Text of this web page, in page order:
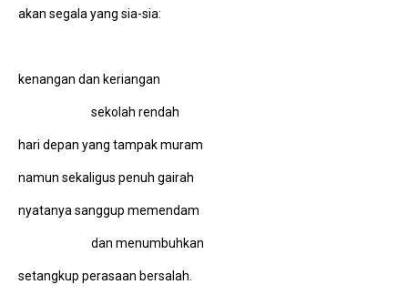
akan segala yang sia-sia:
kenangan dan keriangan
sekolah rendah
hari depan yang tampak muram
namun sekaligus penuh gairah
nyatanya sanggup memendam
dan menumbuhkan
setangkup perasaan bersalah.